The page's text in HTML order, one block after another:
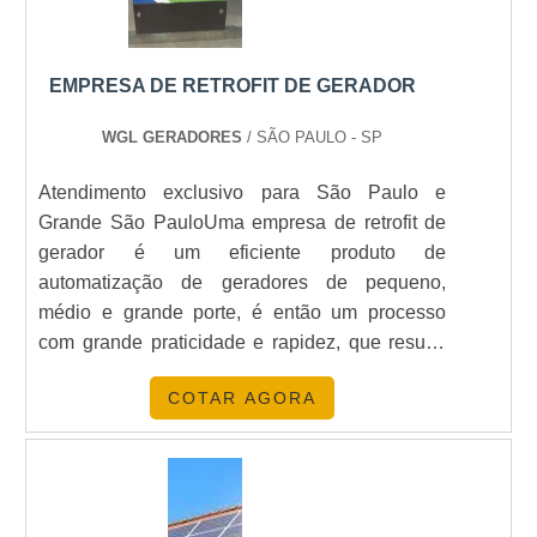
EMPRESA DE RETROFIT DE GERADOR
WGL GERADORES / SÃO PAULO - SP
Atendimento exclusivo para São Paulo e
Grande São PauloUma empresa de retrofit de
gerador é um eficiente produto de
automatização de geradores de pequeno,
médio e grande porte, é então um processo
com grande praticidade e rapidez, que resulta
em modernidade, qualidade e segurança. O
retrofit sempre irá utilizar matérias-primas de
excelente qualidade, além disso precisa contar
com uma equipe técnica profissional altamente
especializada e qualificada nesse tipo de
operação.Benefícios da utilização do
COTAR AGORA